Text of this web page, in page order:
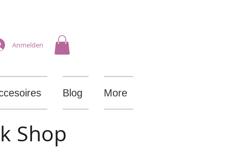
Anmelden
Blog More
Shop